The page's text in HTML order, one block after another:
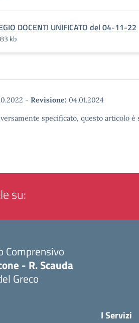
DOCENTI UNIFICATO del 04-11-22
kb
- Revisione: 04.01.2024
specificato, questo articolo
su:
Comprensivo
- R. Scauda
Greco
I Servizi